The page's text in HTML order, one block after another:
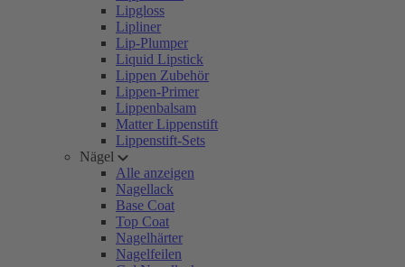
Lipgloss
Lipliner
Lip-Plumper
Liquid Lipstick
Lippen Zubehör
Lippen-Primer
Lippenbalsam
Matter Lippenstift
Lippenstift-Sets
Nägel
Alle anzeigen
Nagellack
Base Coat
Top Coat
Nagelhärter
Nagelfeilen